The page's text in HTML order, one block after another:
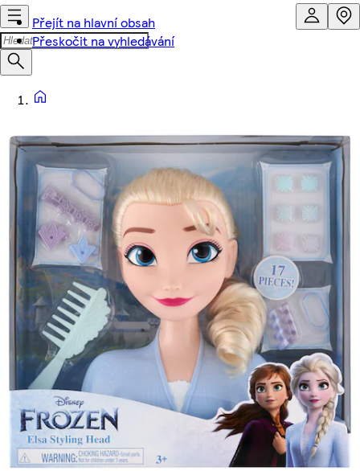
Přejít na hlavní obsah
Přeskočit na vyhledávání